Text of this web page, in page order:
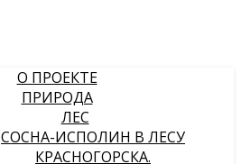
О ПРОЕКТЕ
ПРИРОДА
ЛЕС
СОСНА-ИСПОЛИН В ЛЕСУ
КРАСНОГОРСКА.